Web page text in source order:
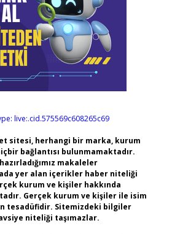
live:.cid.575569c608265c69
sitesi, herhangi bir marka, kurum
bağlantısı bulunmamaktadır.
makaleler
yer alan içerikler haber niteliği
kurum ve kişiler hakkında
Gerçek kurum ve kişiler ile isim
tesadüfidir. Sitemizdeki bilgiler
niteliği taşımazlar.